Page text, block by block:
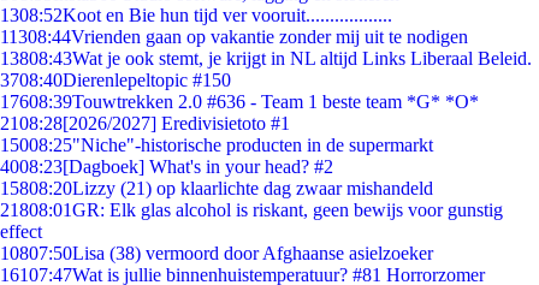
1308:52Koot en Bie hun tijd ver vooruit..................
11308:44Vrienden gaan op vakantie zonder mij uit te nodigen
13808:43Wat je ook stemt, je krijgt in NL altijd Links Liberaal Beleid.
3708:40Dierenlepeltopic #150
17608:39Touwtrekken 2.0 #636 - Team 1 beste team *G* *O*
2108:28[2026/2027] Eredivisietoto #1
15008:25"Niche"-historische producten in de supermarkt
4008:23[Dagboek] What's in your head? #2
15808:20Lizzy (21) op klaarlichte dag zwaar mishandeld
21808:01GR: Elk glas alcohol is riskant, geen bewijs voor gunstig
effect
10807:50Lisa (38) vermoord door Afghaanse asielzoeker
16107:47Wat is jullie binnenhuistemperatuur? #81 Horrorzomer